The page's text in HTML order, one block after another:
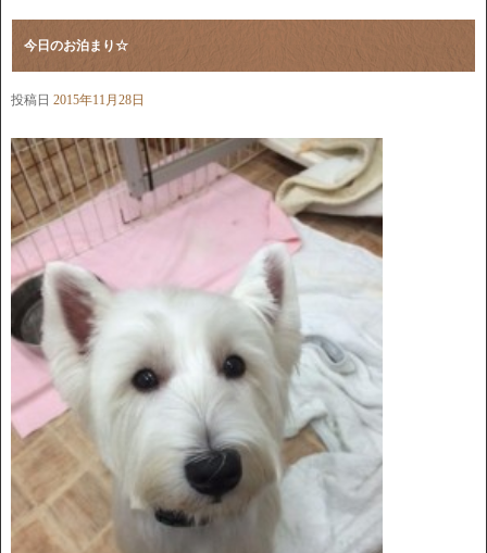
今日のお泊まり☆
投稿日 2015年11月28日